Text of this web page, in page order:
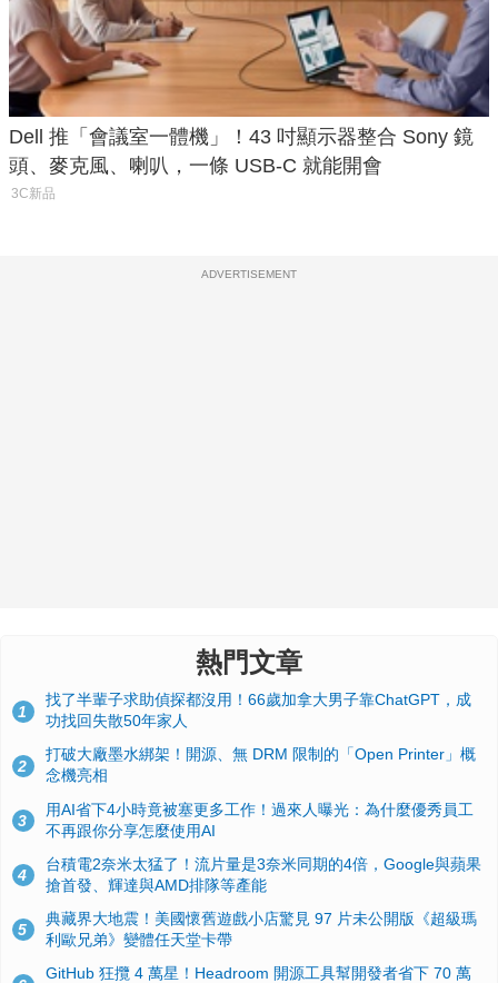
Dell 推「會議室一體機」！43 吋顯示器整合 Sony 鏡
頭、麥克風、喇叭，一條 USB-C 就能開會
3C新品
ADVERTISEMENT
熱門文章
1
找了半輩子求助偵探都沒用！66歲加拿大男子靠ChatGPT，成
功找回失散50年家人
2
打破大廠墨水綁架！開源、無 DRM 限制的「Open Printer」概
念機亮相
3
用AI省下4小時竟被塞更多工作！過來人曝光：為什麼優秀員工
不再跟你分享怎麼使用AI
4
台積電2奈米太猛了！流片量是3奈米同期的4倍，Google與蘋果
搶首發、輝達與AMD排隊等產能
5
典藏界大地震！美國懷舊遊戲小店驚見 97 片未公開版《超級瑪
利歐兄弟》變體任天堂卡帶
GitHub 狂攬 4 萬星！Headroom 開源工具幫開發者省下 70 萬